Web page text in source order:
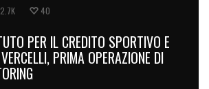
40
PER IL CREDITO SPORTIVO E
PRIMA OPERAZIONE DI